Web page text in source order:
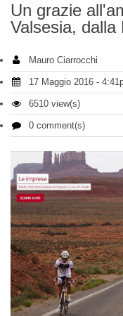
Un grazie
Valsesia,
Mauro Ciarrocchi
17 Maggio 2016 -
6510 view(s)
0 comment(s)